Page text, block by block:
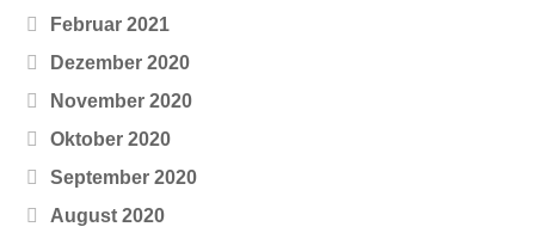
Februar 2021
Dezember 2020
November 2020
Oktober 2020
September 2020
August 2020